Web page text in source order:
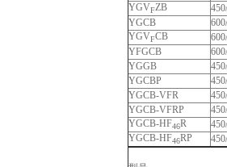
YGVFZB
YGCB
YGVFCB
YFGCB
YGGB
YGCBP
YGCB-VFR
YGCB-VFRP
YGCB-HF46R
YGCB-HF46RP